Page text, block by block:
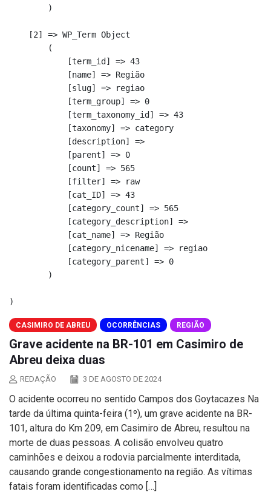
        )
    [2] => WP_Term Object
        (
            [term_id] => 43
            [name] => Região
            [slug] => regiao
            [term_group] => 0
            [term_taxonomy_id] => 43
            [taxonomy] => category
            [description] =>
            [parent] => 0
            [count] => 565
            [filter] => raw
            [cat_ID] => 43
            [category_count] => 565
            [category_description] =>
            [cat_name] => Região
            [category_nicename] => regiao
            [category_parent] => 0
        )
CASIMIRO DE ABREU OCORRÊNCIAS REGIÃO
Grave acidente na BR-101 em Casimiro de
Abreu deixa duas
REDAÇÃO 3 DE AGOSTO DE 2024
O acidente ocorreu no sentido Campos dos Goytacazes Na
tarde da última quinta-feira (1º), um grave acidente na BR-
101, altura do Km 209, em Casimiro de Abreu, resultou na
morte de duas pessoas. A colisão envolveu quatro
caminhões e deixou a rodovia parcialmente interditada,
causando grande congestionamento na região. As vítimas
fatais foram identificadas como […]